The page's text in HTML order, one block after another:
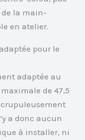
de la main-
en atelier.
pour le
adaptée au
de 47,5
a donc aucun
à installer, ni